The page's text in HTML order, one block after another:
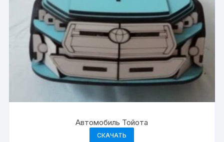
Автомобиль Тойота
СКАЧАТЬ